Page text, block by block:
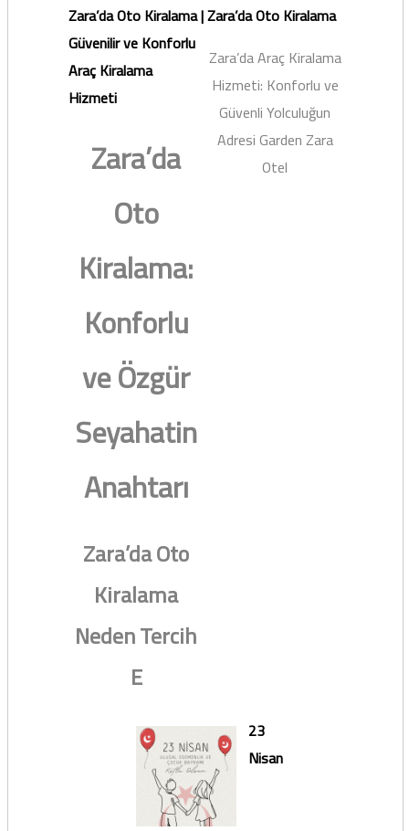
Zara’da Oto Kiralama |
Güvenilir ve Konforlu
Araç Kiralama
Hizmeti
Zara’da
Oto
Kiralama:
Konforlu
ve Özgür
Seyahatin
Anahtarı
Zara’da Oto
Kiralama
Neden Tercih
E
Zara’da Oto Kiralama
Zara’da Araç Kiralama
Hizmeti: Konforlu ve
Güvenli Yolculuğun
Adresi Garden Zara
Otel
23
Nisan